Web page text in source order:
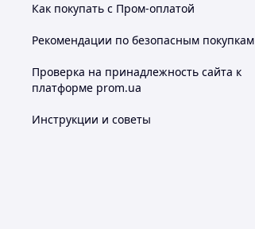
Как покупать с Пром-оплатой
Рекомендации по безопасным покупкам
Проверка на принадлежность сайта к
платформе prom.ua
Инструкции и советы